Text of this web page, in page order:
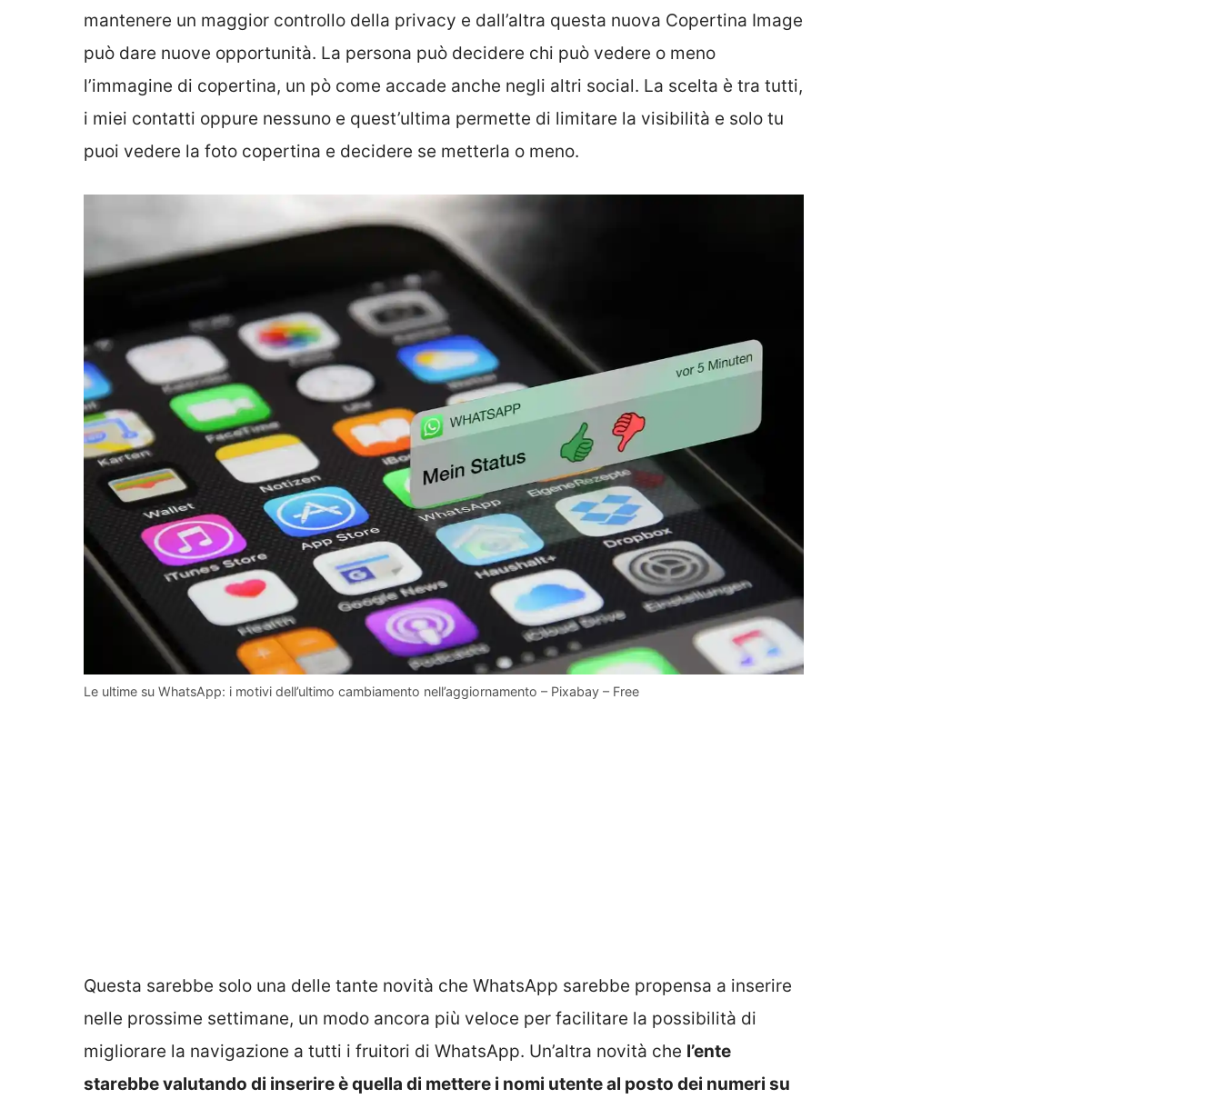
mantenere un maggior controllo della privacy e dall’altra questa nuova Copertina Image
può dare nuove opportunità. La persona può decidere chi può vedere o meno
l’immagine di copertina, un pò come accade anche negli altri social. La scelta è tra tutti,
i miei contatti oppure nessuno e quest’ultima permette di limitare la visibilità e solo tu
puoi vedere la foto copertina e decidere se metterla o meno.
Le ultime su WhatsApp: i motivi dell’ultimo cambiamento nell’aggiornamento – Pixabay – Free
Questa sarebbe solo una delle tante novità che WhatsApp sarebbe propensa a inserire
nelle prossime settimane, un modo ancora più veloce per facilitare la possibilità di
migliorare la navigazione a tutti i fruitori di WhatsApp. Un’altra novità che l’ente
starebbe valutando di inserire è quella di mettere i nomi utente al posto dei numeri su